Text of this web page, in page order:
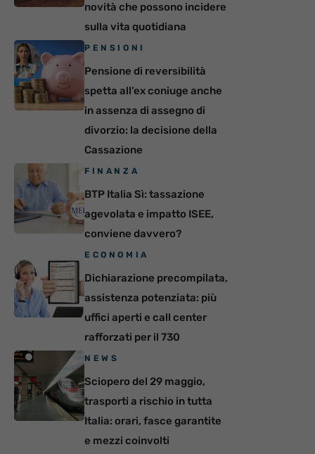
novità che possono incidere
sulla vita quotidiana
PENSIONI
Pensione di reversibilità
spetta all’ex coniuge anche
in assenza di assegno di
divorzio: la decisione della
Cassazione
FINANZA
BTP Italia Sì: tassazione
agevolata e impatto ISEE,
conviene davvero?
ECONOMIA
Dichiarazione precompilata,
assistenza potenziata: più
uffici aperti e call center
rafforzati per il 730
NEWS
Sciopero del 29 maggio,
trasporti a rischio in tutta
Italia: orari, fasce garantite
e mezzi coinvolti